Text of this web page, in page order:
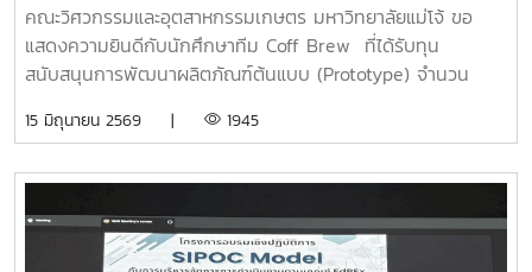
คณะวิศวกรรมและอุตสาหกรรมเกษตร มหาวิทยาลัยแม่โจ้ ขอ
แสดงความยินดีกับนักศึกษาทีม Coff Brew ที่ได้รับทุน
สนับสนุนการพัฒนาผลิตภัณฑ์ต้นแบบ (Prototype) จำนวน
2026 รอบภูมิภาค ภาคเหนือ ซึ่งจัดขึ้นเมื่อวันที่ 11 พฤษภาคม
เหนือ) จังหวัดเชียงใหม่ ผลงาน“เครื่องสกัดกาแฟรูปแบบใหม่โดย
ใช้เทคโนโลยี PLU”สมาชิกทีม• นายอนุพงศ์ เขื่อนแก้วนักศึกษา
ปริญญาโท คณะวิศวกรรมและอุตสาหกรรมเกษตร• นายอาทิตย์
15 มิถุนายน 2569 | 1945